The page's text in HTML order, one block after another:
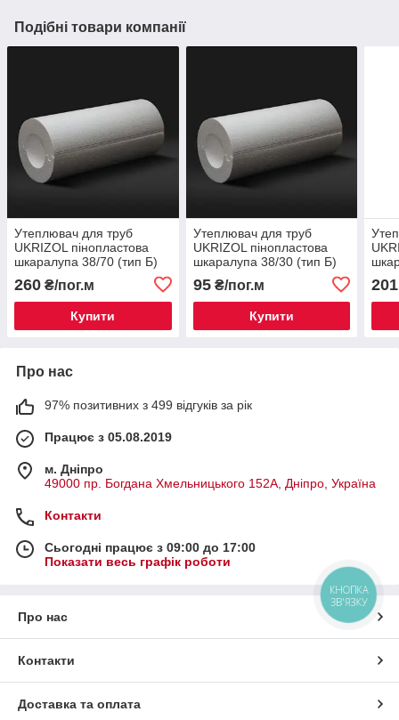
Подібні товари компанії
Утеплювач для труб
UKRIZOL пінопластова
шкаралупа 38/70 (тип Б)
260 ₴/пог.м
Купити
Утеплювач для труб
UKRIZOL пінопластова
шкаралупа 38/30 (тип Б)
95₴/пог.м
Купити
201
Про нас
97% позитивних з 499 відгуків за рік
Працює з 05.08.2019
м. Дніпро
49000 пр. Богдана Хмельницького 152А, Дніпро, Україна
Контакти
Сьогодні працює з 09:00 до 17:00
Показати весь графік роботи
Про нас
Контакти
Доставка та оплата
КНОПКА
ЗВ'ЯЗКУ